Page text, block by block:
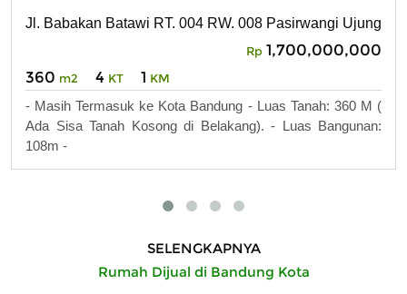
Jl. Babakan Batawi RT. 004 RW. 008 Pasirwangi
Rp 1,700,000,000
360 m2 4 KT 1 KM
- Masih Termasuk ke Kota Bandung - Luas Tanah: 360 M (
Ada Sisa Tanah Kosong di Belakang). - Luas Bangunan:
108m -
SELENGKAPNYA
Rumah Dijual di Bandung Kota